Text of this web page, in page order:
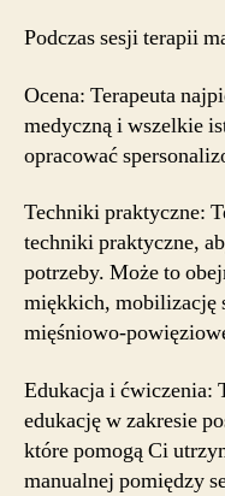
Podczas sesji terapii
Ocena: Terapeuta
medyczną i wszelkie
opracować
Techniki praktyczne:
techniki praktyczne,
potrzeby. Może to
miękkich, mobilizację
mięśniowo-
Edukacja i ćwiczenia:
edukację w zakresie
które pomogą Ci
manualnej pomiędzy